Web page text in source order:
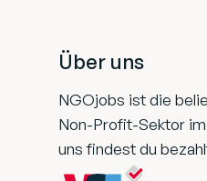
Über uns
NGOjobs ist die
Non-Profit-Sektor
uns findest du